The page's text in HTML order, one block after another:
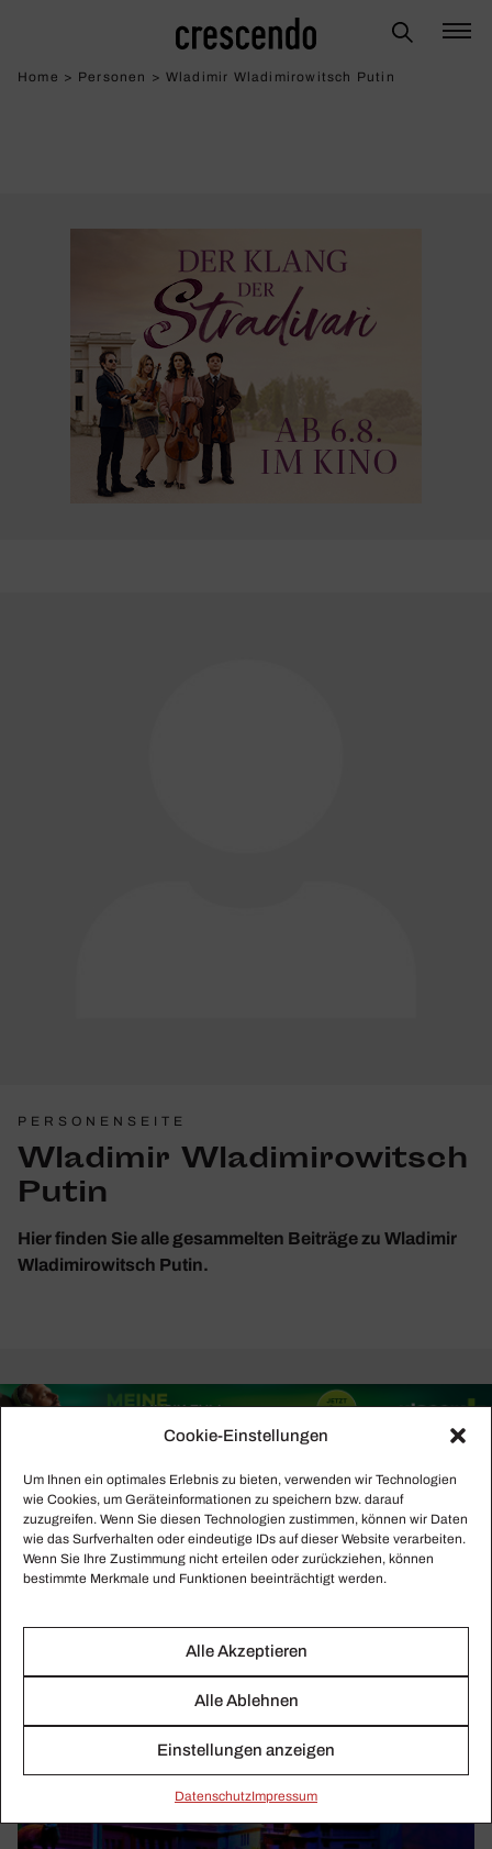
Cookie-Einstellungen
Um Ihnen ein optimales Erlebnis zu bieten, verwenden wir Technologien
wie Cookies, um Geräteinformationen zu speichern bzw. darauf
zuzugreifen. Wenn Sie diesen Technologien zustimmen, können wir Daten
wie das Surfverhalten oder eindeutige IDs auf dieser Website verarbeiten.
Wenn Sie Ihre Zustimmung nicht erteilen oder zurückziehen, können
bestimmte Merkmale und Funktionen beeinträchtigt werden.
Alle Akzeptieren
Alle Ablehnen
Einstellungen anzeigen
Daten­schutzImpressum
Home > Personen > Wladimir Wladimirowitsch Putin
PERSONENSEITE
Wladimir Wladimirowitsch
Putin
Hier finden Sie alle gesammelten Beiträge zu Wladimir
Wladimirowitsch Putin.